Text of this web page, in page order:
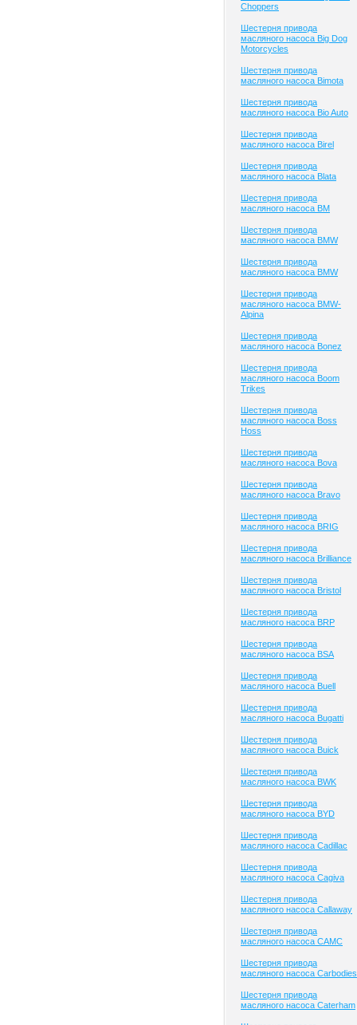
Choppers
Шестерня привода
масляного насоса Big Dog
Motorcycles
Шестерня привода
масляного насоса Bimota
Шестерня привода
масляного насоса Bio Auto
Шестерня привода
масляного насоса Birel
Шестерня привода
масляного насоса Blata
Шестерня привода
масляного насоса BM
Шестерня привода
масляного насоса BMW
Шестерня привода
масляного насоса BMW
Шестерня привода
масляного насоса BMW-
Alpina
Шестерня привода
масляного насоса Bonez
Шестерня привода
масляного насоса Boom
Trikes
Шестерня привода
масляного насоса Boss
Hoss
Шестерня привода
масляного насоса Bova
Шестерня привода
масляного насоса Bravo
Шестерня привода
масляного насоса BRIG
Шестерня привода
масляного насоса Brilliance
Шестерня привода
масляного насоса Bristol
Шестерня привода
масляного насоса BRP
Шестерня привода
масляного насоса BSA
Шестерня привода
масляного насоса Buell
Шестерня привода
масляного насоса Bugatti
Шестерня привода
масляного насоса Buick
Шестерня привода
масляного насоса BWK
Шестерня привода
масляного насоса BYD
Шестерня привода
масляного насоса Cadillac
Шестерня привода
масляного насоса Cagiva
Шестерня привода
масляного насоса Callaway
Шестерня привода
масляного насоса CAMC
Шестерня привода
масляного насоса Carbodies
Шестерня привода
масляного насоса Caterham